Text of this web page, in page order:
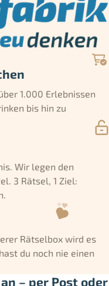
1.000 Erlebnissen
bis hin zu
Wir legen den
3 Rätsel, 1 Ziel:
Rätselbox wird es
du noch nie einen
– per Post oder